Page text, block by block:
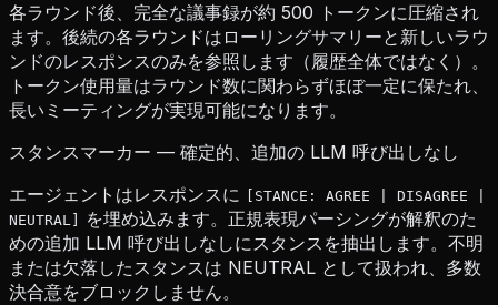
各ラウンド後、完全な議事録が約 500 トークンに圧縮され
ます。後続の各ラウンドはローリングサマリーと新しいラウ
ンドのレスポンスのみを参照します（履歴全体ではなく）。
トークン使用量はラウンド数に関わらずほぼ一定に保たれ、
長いミーティングが実現可能になります。
スタンスマーカー — 確定的、追加の LLM 呼び出しなし
エージェントはレスポンスに
[STANCE: AGREE | DISAGREE |
NEUTRAL]
を埋め込みます。正規表現パーシングが解釈のた
めの追加 LLM 呼び出しなしにスタンスを抽出します。不明
または欠落したスタンスは NEUTRAL として扱われ、多数
決合意をブロックしません。